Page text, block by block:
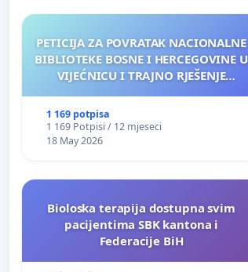
PETICIJA ZA POVRATAK NACIONALNE
BIBLIOTEKE BOSNE I HERCEGOVINE U
VIJEĆNICU I TRAJNO RJEŠENJE
1 169 potpisa
1 169 Potpisi / 12 mjeseci
18 May 2026
Bioloska terapija dostupna svim
pacijentima SBK kantona i
Federacije BiH